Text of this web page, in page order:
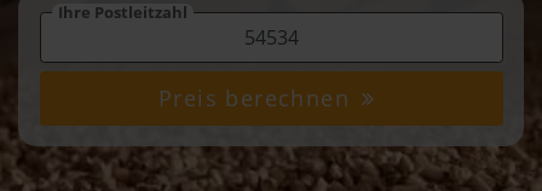
Ihre Postleitzahl
Preis berechnen